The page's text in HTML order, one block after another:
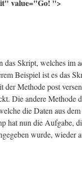
value="Go! ">
das Skript, welches im
Beispiel ist es das
der Methode post
Die andere Methode
die Daten aus
hat nun die Aufgabe,
wurde, wieder